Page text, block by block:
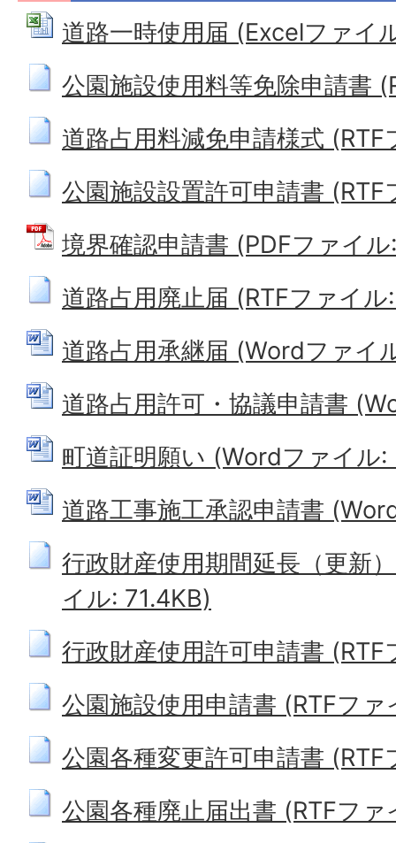
道路一時使用届 (Excelファイ
公園施設使用料等免除申請書
道路占用料減免申請様式
公園施設設置許可申請書
境界確認申請書 (PDFファイ
道路占用廃止届 (RTFファイ
道路占用承継届 (Wordファイ
道路占用許可・協議申請書
町道証明願い (Wordファイル
道路工事施工承認申請書
行政財産使用期間延長（更新
イル: 71.4KB)
行政財産使用許可申請書 (RTF
公園施設使用申請書 (RTFファ
公園各種変更許可申請書
公園各種廃止届出書 (RTFフ